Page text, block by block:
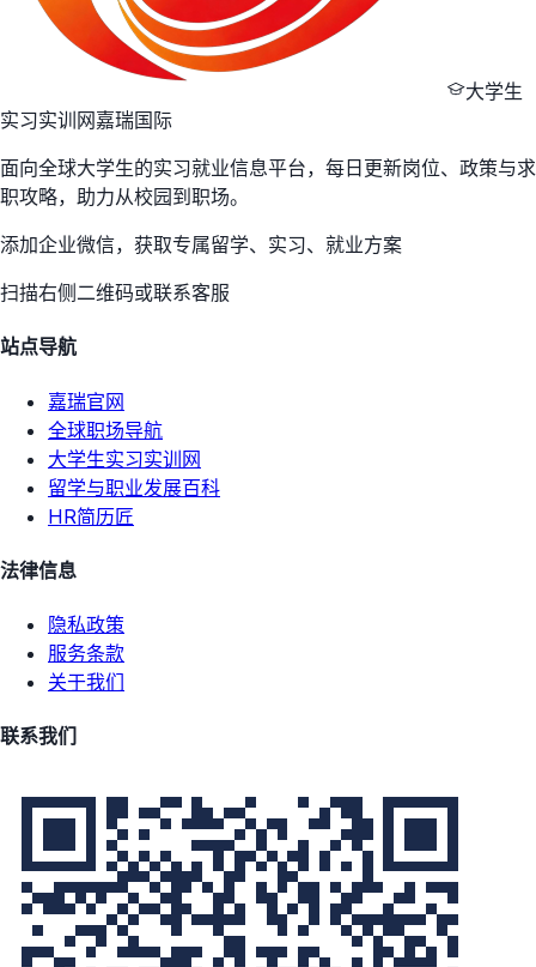
大学生
实习实训网嘉瑞国际
面向全球大学生的实习就业信息平台，每日更新岗位、政策与求
职攻略，助力从校园到职场。
添加企业微信，获取专属留学、实习、就业方案
扫描右侧二维码或联系客服
站点导航
嘉瑞官网
全球职场导航
大学生实习实训网
留学与职业发展百科
HR简历匠
法律信息
隐私政策
服务条款
关于我们
联系我们